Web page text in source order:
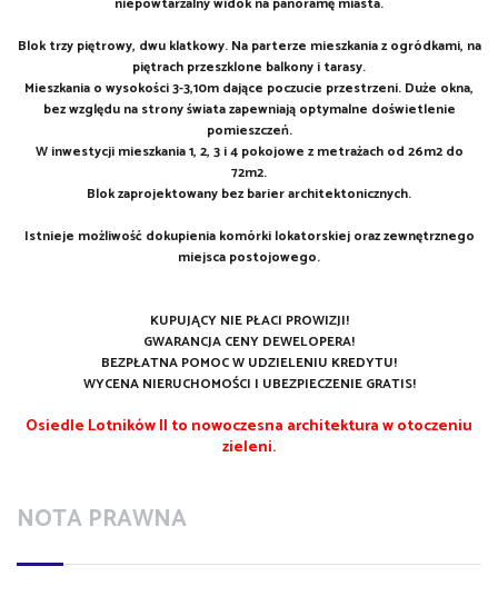
Blok trzy piętrowy, dwu klatkowy. Na parterze mieszkania z ogródkami, na
piętrach przeszklone balkony i tarasy.
Mieszkania o wysokości 3-3,10m dające poczucie przestrzeni. Duże okna,
bez względu na strony świata zapewniają optymalne doświetlenie
pomieszczeń.
W inwestycji mieszkania 1, 2, 3 i 4 pokojowe z metrażach od 26m2 do
72m2.
Blok zaprojektowany bez barier architektonicznych.
Istnieje możliwość dokupienia komórki lokatorskiej oraz zewnętrznego
miejsca postojowego.
KUPUJĄCY NIE PŁACI PROWIZJI!
GWARANCJA CENY DEWELOPERA!
BEZPŁATNA POMOC W UDZIELENIU KREDYTU!
WYCENA NIERUCHOMOŚCI I UBEZPIECZENIE GRATIS!
Osiedle Lotników II to nowoczesna architektura w otoczeniu
zieleni.
NOTA PRAWNA